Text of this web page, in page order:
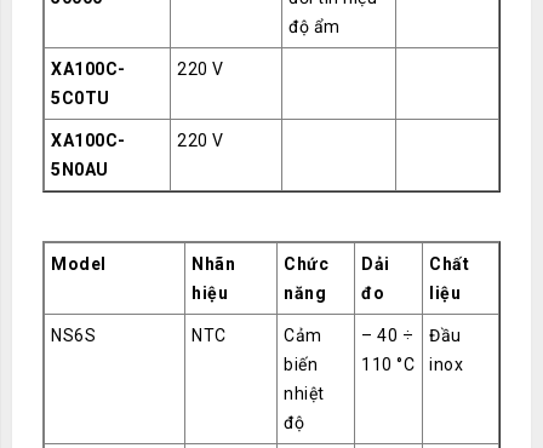
độ ẩm
XA100C-
5C0TU
220 V
XA100C-
5N0AU
220 V
Model
Nhãn
hiệu
Chức
năng
Dải
đo
Chất
liệu
NS6S NTC
Cảm
biến
nhiệt
độ
– 40 ÷
110 °C
Đầu
inox